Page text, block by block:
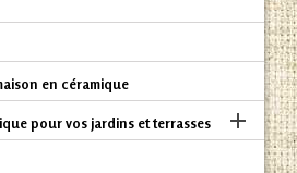
en céramique
pour vos jardins et terrasses 